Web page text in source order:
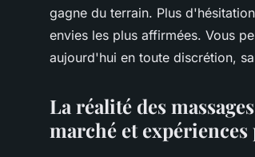
gagne du terrain. Plus
envies les plus affirmées. Vous
aujourd'hui en toute discrétion,
La réalité des
marché et